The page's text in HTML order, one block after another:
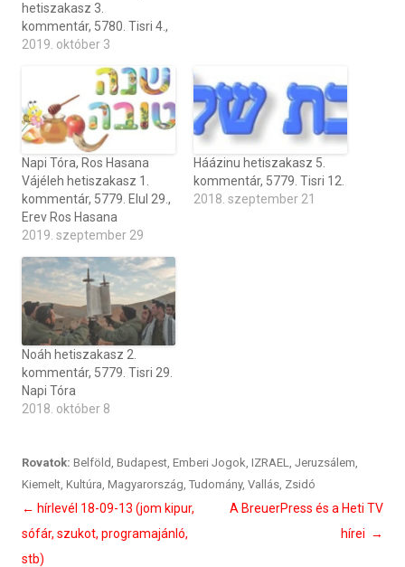
hetiszakasz 3.
kommentár, 5780. Tisri 4.,
2019. október 3
Napi Tóra, Ros Hasana
Vájéleh hetiszakasz 1.
kommentár, 5779. Elul 29.,
Erev Ros Hasana
2019. szeptember 29
Háázinu hetiszakasz 5.
kommentár, 5779. Tisri 12.
2018. szeptember 21
Noáh hetiszakasz 2.
kommentár, 5779. Tisri 29.
Napi Tóra
2018. október 8
Rovatok: Belföld Budapest Emberi Jogok IZRAEL Jeruzsálem
Kiemelt Kultúra Magyarország Tudomány, Vallás Zsidó
Bejegyzés
navigáció
← hírlevél 18-09-13 (jom kipur,
sófár, szukot, programajánló,
stb)
A BreuerPress és a Heti TV
hírei →